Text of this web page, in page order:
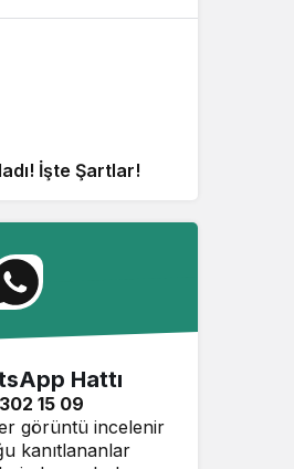
İşte Şartlar!
Hattı
15 09
görüntü incelenir
kanıtlananlar